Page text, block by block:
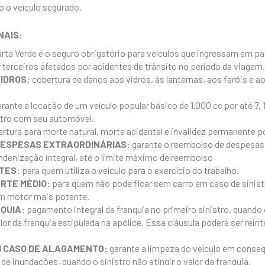
o veículo segurado.
Verde é o seguro obrigatório para veículos que ingressam em
afetados por acidentes de trânsito no período da viagem.
cobertura de danos aos vidros, às lanternas, aos faróis e
a locação de um veículo popular básico de 1.000 cc por até 7,
com seu automóvel.
para morte natural, morte acidental e invalidez permanente
EXTRAORDINÁRIAS: garante o reembolso de
integral, até o limite máximo de reembolso
para quem utiliza o veículo para o exercício do trabalho.
MÉDIO: para quem não pode ficar sem carro em caso de
motor mais potente.
pagamento integral da franquia no primeiro sinistro,
da franquia estipulada na apólice. Essa cláusula poderá ser
CASO DE ALAGAMENTO: garante a limpeza do veículo em
inundações, quando o sinistro não atingir o valor da franquia.